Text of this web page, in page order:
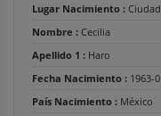
Lugar Nacimiento :
Nombre : Cecilia
Apellido 1 : Haro
Fecha Nacimiento : 1963-
País Nacimiento : México